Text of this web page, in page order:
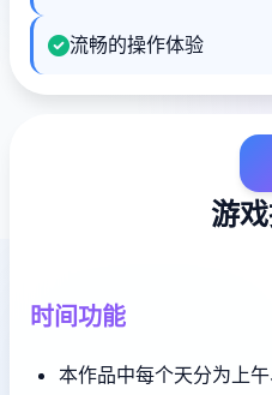
流畅的操作体验
游
时间功能
本作品中每个天分为上